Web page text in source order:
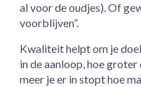
al voor de oudjes). Of
voorblijven”.
Kwaliteit helpt om je
in de aanloop, hoe groter
meer je er in stopt hoe